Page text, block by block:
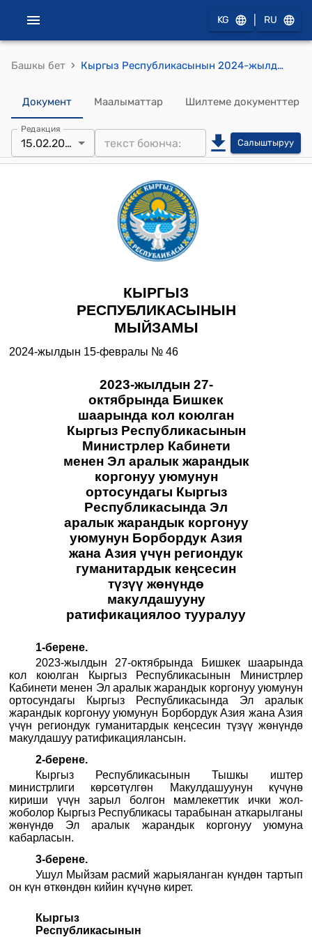
KG RU
Башкы бет › Кыргыз Республикасынын 2024-жылдын 15-февралындагы № 46 "2023-жылдын 27-октябрында Бишкек шаарында кол коюлган Кыргыз Республикасынын Министрлер Кабинети менен Эл аралык жарандык коргонуу уюмунун ортосундагы Кыргыз Республикасында Эл аралык жарандык коргонуу уюмунун Борбордук Азия жана Азия үчүн региондук гуманитардык кеңсесин түзүү жөнүндө макулдашууну ратификациялоо тууралуу" Мыйзамы
Документ Маалыматтар Шилтеме документтер
Редакция
15.02.2024 Салыштыруу